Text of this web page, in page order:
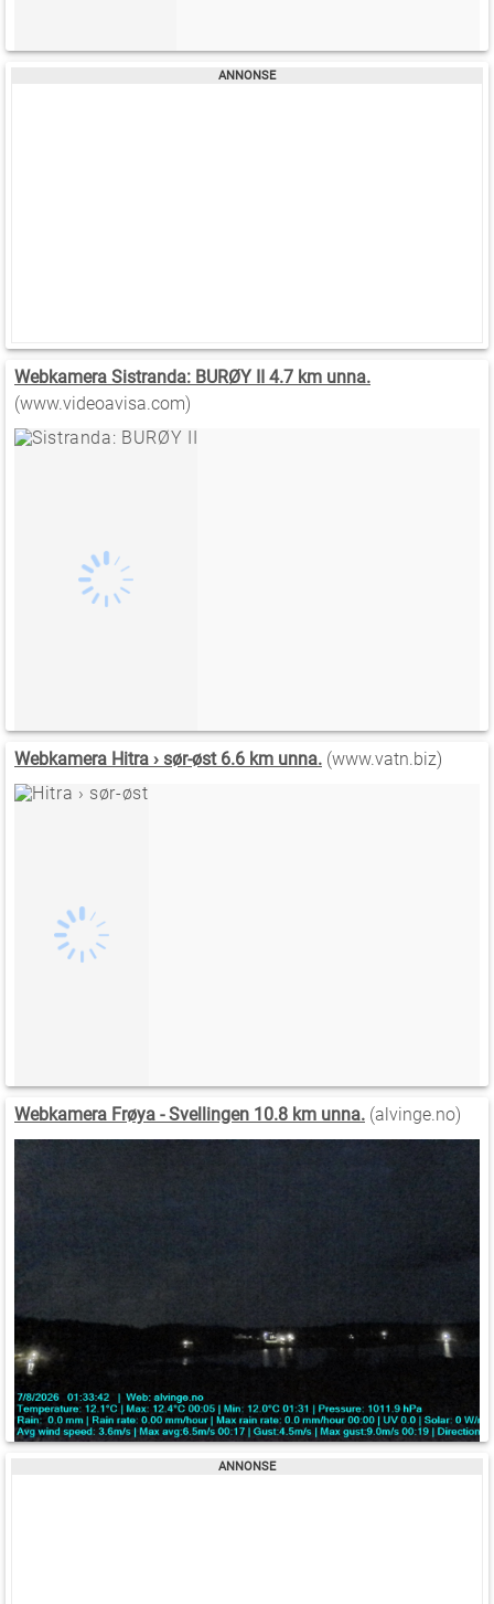
Webkamera Sistranda: BURØY II 4.7 km unna.
(www.videoavisa.com)
Webkamera Hitra › sør-øst 6.6 km unna. (www.vatn.biz)
Webkamera Frøya - Svellingen 10.8 km unna. (alvinge.no)